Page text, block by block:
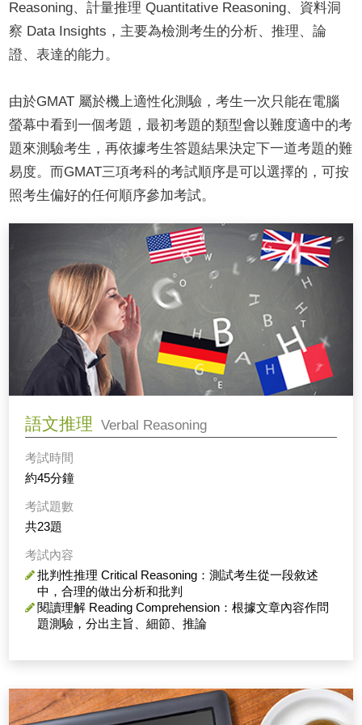
Reasoning、計量推理 Quantitative Reasoning、資料洞
察 Data Insights，主要為檢測考生的分析、推理、論
證、表達的能力。
由於GMAT 屬於機上適性化測驗，考生一次只能在電腦
螢幕中看到一個考題，最初考題的類型會以難度適中的考
題來測驗考生，再依據考生答題結果決定下一道考題的難
易度。而GMAT三項考科的考試順序是可以選擇的，可按
照考生偏好的任何順序參加考試。
語文推理 Verbal Reasoning
考試時間
約45分鐘
考試題數
共23題
考試內容
批判性推理 Critical Reasoning：測試考生從一段敘述
中，合理的做出分析和批判
閱讀理解 Reading Comprehension：根據文章內容作問
題測驗，分出主旨、細節、推論